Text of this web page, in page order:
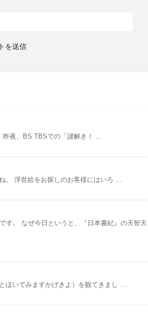
昨夜、BS TBSでの「謎解き！ …
。 浮世絵をお探しのお客様にはいろ …
す。 なぜ今日というと、『日本書紀』の天智天
ほいでみますかげきよ）を観てきまし …